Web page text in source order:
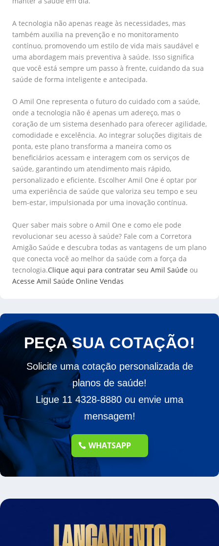
A tecnologia não apenas reage às necessidades, mas
também auxilia na prevenção e no monitoramento
contínuo, promovendo um estilo de vida mais saudável e
uma abordagem mais preventiva à saúde. Isso significa
que você está sempre um passo à frente, cuidando da sua
saúde de forma inteligente e antecipada.
O Amil One representa o futuro do cuidado com a saúde,
onde a tecnologia não é apenas um adereço, mas o
coração de um sistema desenhado para oferecer agilidade,
comodidade e excelência. Ao integrar soluções digitais de
ponta, este plano transforma a maneira como os
beneficiários acessam e interagem com os serviços de
saúde, garantindo um atendimento mais rápido,
personalizado e eficiente. Escolher Amil One é optar por
uma experiência de saúde que valoriza seu tempo e seu
bem-estar, impulsionada por uma inovação contínua.
Quer saber mais sobre o Amil One e como ele pode
revolucionar seu acesso à saúde? Fale com a Corretora
Amigão Saúde e descubra todas as vantagens de um plano
que conecta você ao melhor da saúde com a força da
tecnologia.Clique aqui para contratar seu Amil Saúde ou
Acesse Amil Saúde Online Vendas
PEÇA SUA COTAÇÃO!
Solicite uma cotação personalizada de
planos de saúde!
Ligue 11 4328-8880 ou envie uma
mensagem!
WHATSAPP